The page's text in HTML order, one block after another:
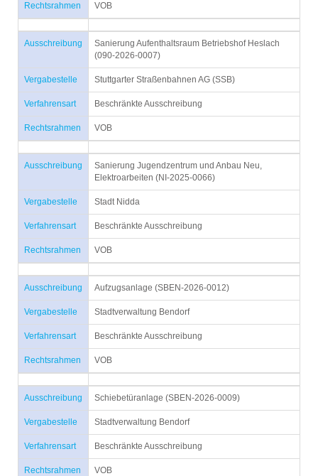
Rechtsrahmen VOB
Ausschreibung
Sanierung Aufenthaltsraum Betriebshof Heslach
(090-2026-0007)
Vergabestelle Stuttgarter Straßenbahnen AG (SSB)
Verfahrensart Beschränkte Ausschreibung
Rechtsrahmen VOB
Ausschreibung
Sanierung Jugendzentrum und Anbau Neu,
Elektroarbeiten (NI-2025-0066)
Vergabestelle Stadt Nidda
Verfahrensart Beschränkte Ausschreibung
Rechtsrahmen VOB
Ausschreibung Aufzugsanlage (SBEN-2026-0012)
Vergabestelle Stadtverwaltung Bendorf
Verfahrensart Beschränkte Ausschreibung
Rechtsrahmen VOB
Ausschreibung Schiebetüranlage (SBEN-2026-0009)
Vergabestelle Stadtverwaltung Bendorf
Verfahrensart Beschränkte Ausschreibung
Rechtsrahmen VOB